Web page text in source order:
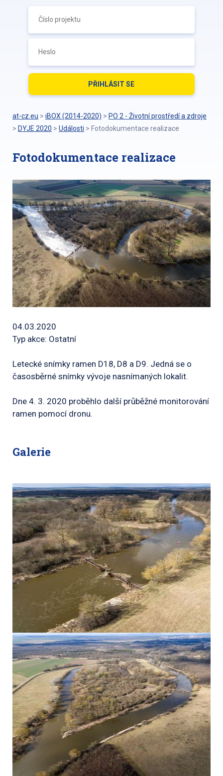
at-cz.eu > iBOX (2014-2020) > PO 2 - Životní prostředí a zdroje
> DYJE 2020 > Události > Fotodokumentace realizace
Fotodokumentace realizace
04.03.2020
Typ akce: Ostatní
Letecké snímky ramen D18, D8 a D9. Jedná se o
časosběrné snímky vývoje nasnímaných lokalit.
Dne 4. 3. 2020 proběhlo další průběžné monitorování
ramen pomocí dronu.
Galerie